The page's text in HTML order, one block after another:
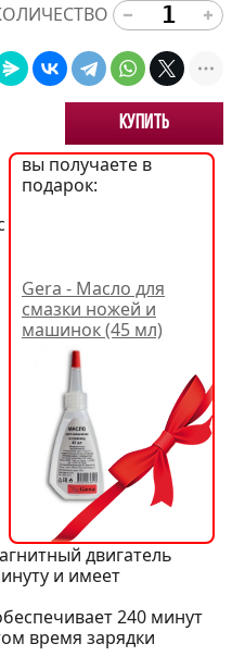
Купить
вы получаете в
подарок:
Gera - Масло для
смазки ножей и
машинок (45 мл)
двигатель
и имеет
240 минут
время зарядки